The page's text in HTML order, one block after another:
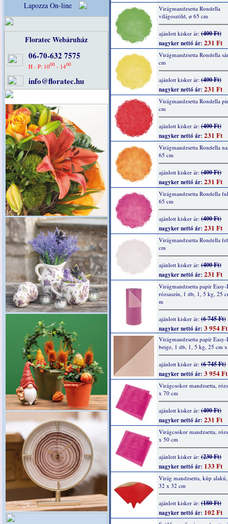
Lapozza On-line
Floratec Webáruház
06-70-632 7575
H - P: 1000 - 1400
info@floratec.hu
Virágmandzsetta Rondella
világoszöld, ø 65 cm
ajánlott kisker ár:(400 Ft)
nagyker nettó ár: 231 Ft
Virágmandzsetta Rondella
cm
ajánlott kisker ár:(400 Ft)
nagyker nettó ár: 231 Ft
Virágmandzsetta Rondella
cm
ajánlott kisker ár:(400 Ft)
nagyker nettó ár: 231 Ft
Virágmandzsetta Rondella
65 cm
ajánlott kisker ár:(400 Ft)
nagyker nettó ár: 231 Ft
Virágmandzsetta Rondella
65 cm
ajánlott kisker ár:(400 Ft)
nagyker nettó ár: 231 Ft
Virágmandzsetta Rondella
cm
ajánlott kisker ár:(400 Ft)
nagyker nettó ár: 231 Ft
Virágmandzsetta papír
rózsaszín, 1 db, 1, 5 kg, 25
m
ajánlott kisker ár:(6 745 Ft)
nagyker nettó ár: 3 954 Ft
Virágmandzsetta papír
beige, 1 db, 1, 5 kg, 25 cm
ajánlott kisker ár:(6 745 Ft)
nagyker nettó ár: 3 954 Ft
Virágcsokor mandzsetta,
x 70 cm
ajánlott kisker ár:(400 Ft)
nagyker nettó ár: 231 Ft
Virágcsokor mandzsetta,
x 50 cm
ajánlott kisker ár:(230 Ft)
nagyker nettó ár: 133 Ft
Virág mandzsetta, kúp
32 x 32 cm
ajánlott kisker ár:(180 Ft)
nagyker nettó ár: 102 Ft